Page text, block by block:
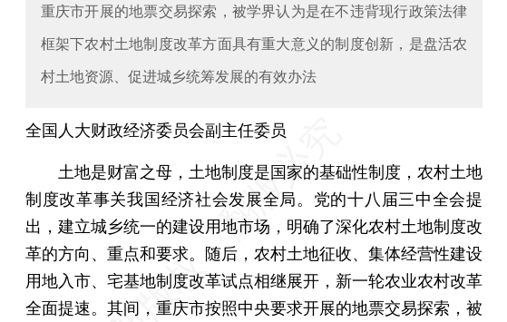
重庆市开展的地票交易探索，被学界认为是在不违背现行政策法律
框架下农村土地制度改革方面具有重大意义的制度创新，是盘活农
村土地资源、促进城乡统筹发展的有效办法
全国人大财政经济委员会副主任委员
土地是财富之母，土地制度是国家的基础性制度，农村土地
制度改革事关我国经济社会发展全局。党的十八届三中全会提
出，建立城乡统一的建设用地市场，明确了深化农村土地制度改
革的方向、重点和要求。随后，农村土地征收、集体经营性建设
用地入市、宅基地制度改革试点相继展开，新一轮农业农村改革
全面提速。其间，重庆市按照中央要求开展的地票交易探索，被